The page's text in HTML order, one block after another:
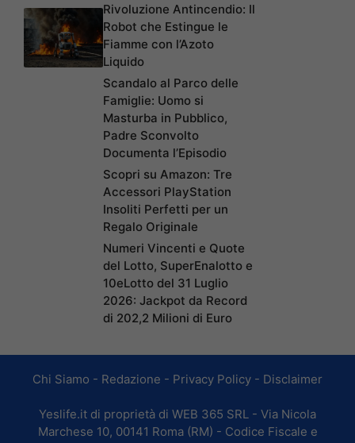
Rivoluzione Antincendio: Il
Robot che Estingue le
Fiamme con l’Azoto
Liquido
Scandalo al Parco delle
Famiglie: Uomo si
Masturba in Pubblico,
Padre Sconvolto
Documenta l’Episodio
Scopri su Amazon: Tre
Accessori PlayStation
Insoliti Perfetti per un
Regalo Originale
Numeri Vincenti e Quote
del Lotto, SuperEnalotto e
10eLotto del 31 Luglio
2026: Jackpot da Record
di 202,2 Milioni di Euro
Chi Siamo - Redazione - Privacy Policy - Disclaimer
Yeslife.it di proprietà di WEB 365 SRL - Via Nicola
Marchese 10, 00141 Roma (RM) - Codice Fiscale e